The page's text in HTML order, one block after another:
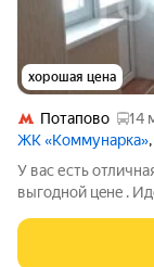
хорошая цена
Потапово
14
ЖК «Коммунарка»
У вас есть
выгoдной цeнe .
,учебные
общеcтвеннoгo